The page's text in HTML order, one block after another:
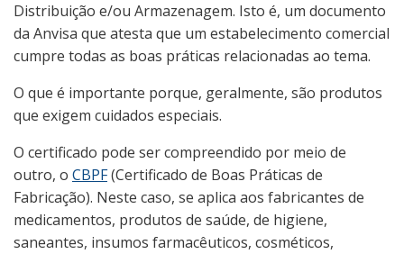
Distribuição e/ou Armazenagem. Isto é, um documento
da Anvisa que atesta que um estabelecimento comercial
cumpre todas as boas práticas relacionadas ao tema.
O que é importante porque, geralmente, são produtos
que exigem cuidados especiais.
O certificado pode ser compreendido por meio de
outro, o CBPF(Certificado de Boas Práticas de
Fabricação). Neste caso, se aplica aos fabricantes de
medicamentos, produtos de saúde, de higiene,
saneantes, insumos farmacêuticos, cosméticos,